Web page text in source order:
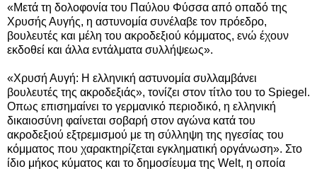
«Μετά τη δολοφονία του Παύλου Φύσσα από οπαδό της
Χρυσής Αυγής, η αστυνομία συνέλαβε τον πρόεδρο,
βουλευτές και μέλη του ακροδεξιού κόμματος, ενώ έχουν
εκδοθεί και άλλα εντάλματα συλλήψεως».
«Χρυσή Αυγή: Η ελληνική αστυνομία συλλαμβάνει
βουλευτές της ακροδεξιάς», τονίζει στον τίτλο του το Spiegel.
Οπως επισημαίνει το γερμανικό περιοδικό, η ελληνική
δικαιοσύνη φαίνεται σοβαρή στον αγώνα κατά του
ακροδεξιού εξτρεμισμού με τη σύλληψη της ηγεσίας του
κόμματος που χαρακτηρίζεται εγκληματική οργάνωση». Στο
ίδιο μήκος κύματος και το δημοσίευμα της Welt, η οποία